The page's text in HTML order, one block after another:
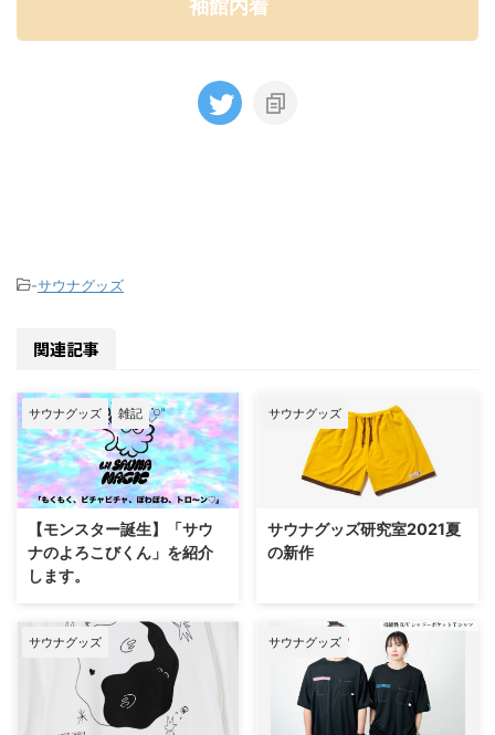
袖館内着
-サウナグッズ
関連記事
サウナグッズ 雑記
【モンスター誕生】「サウ
ナのよろこびくん」を紹介
します。
サウナグッズ
サウナグッズ研究室2021夏
の新作
サウナグッズ サウナグッズ